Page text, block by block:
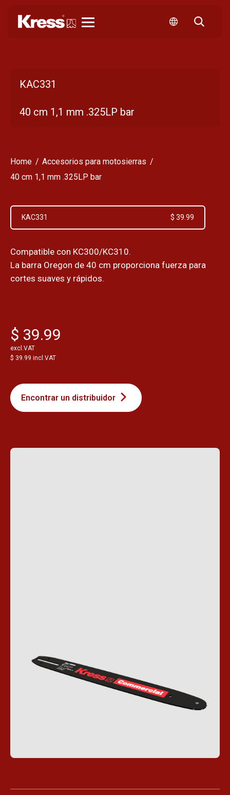
KAC331
40 cm 1,1 mm .325LP bar
Home
Accesorios para motosierras
40 cm 1,1 mm .325LP bar
KAC331 $ 39.99
Compatible con KC300/KC310.
La barra Oregon de 40 cm proporciona fuerza para
cortes suaves y rápidos.
$ 39.99
excl.VAT
$ 39.99 incl.VAT
Encontrar un distribuidor